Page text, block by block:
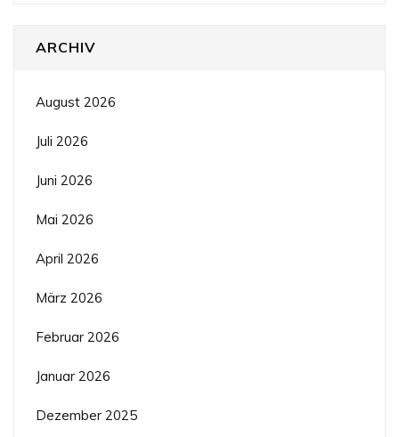
ARCHIV
August 2026
Juli 2026
Juni 2026
Mai 2026
April 2026
März 2026
Februar 2026
Januar 2026
Dezember 2025